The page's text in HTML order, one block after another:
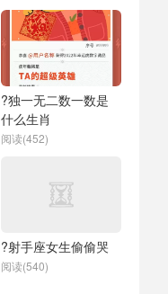
?独一无二数一数是
什么生肖
阅读(452)
?射手座女生偷偷哭
阅读(540)